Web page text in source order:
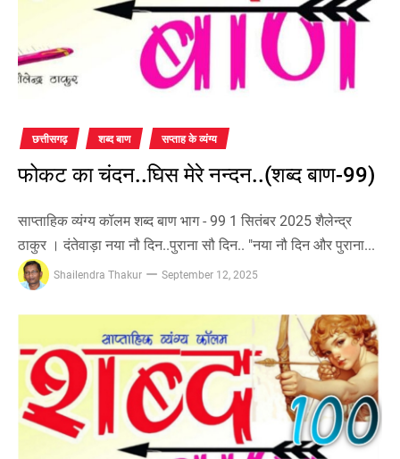
छत्तीसगढ़ शब्द बाण सप्ताह के व्यंग्य
फोकट का चंदन..घिस मेरे नन्दन..(शब्द बाण-99)
साप्ताहिक व्यंग्य कॉलम शब्द बाण भाग - 99 1 सितंबर 2025 शैलेन्द्र
ठाकुर । दंतेवाड़ा नया नौ दिन..पुराना सौ दिन.. "नया नौ दिन और पुराना...
Shailendra Thakur September 12, 2025